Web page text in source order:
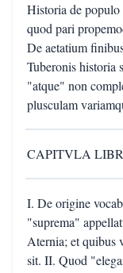
Historia de populo
quod pari
De aetatium
Tuberonis
"atque" non
plusculam
CAPITVLA
I. De origine
"suprema"
Aternia; et quibus
sit. II. Quod